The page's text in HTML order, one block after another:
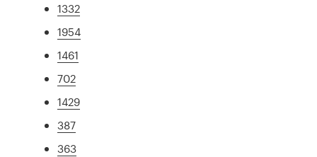
1332
1954
1461
702
1429
387
363